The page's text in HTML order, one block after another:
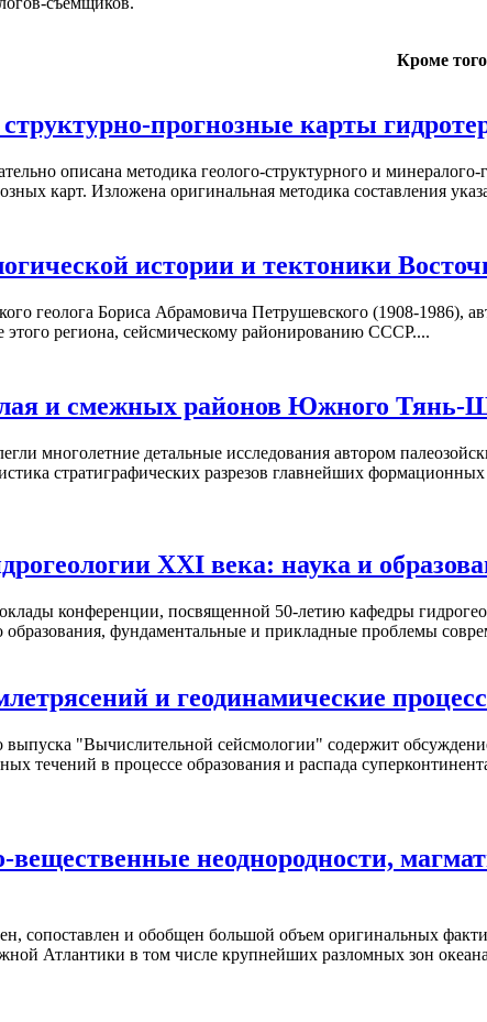
Кроме
прогнозные карты
описана методика геолого-структурного и
карт. Изложена оригинальная методика составления
истории и тектоники
геолога Бориса Абрамовича Петрушевского (1908-
этого региона, сейсмическому районированию СССР....
и смежных районов Южного Тянь-
многолетние детальные исследования автором
стратиграфических разрезов главнейших
XXI века: наука и
конференции, посвященной 50-летию кафедры
образования, фундаментальные и прикладные проблемы
и геодинамические
выпуска "Вычислительной сейсмологии" содержит
течений в процессе образования и распада
вещественные неоднородности,
сопоставлен и обобщен большой объем оригинальных
Атлантики в том числе крупнейших разломных зон